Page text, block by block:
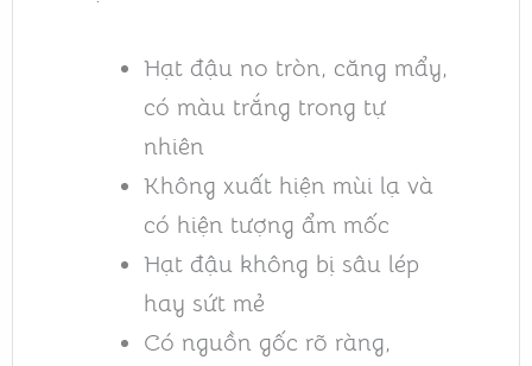
Hạt đậu no tròn, căng mẩy,
có màu trắng trong tự
nhiên
Không xuất hiện mùi lạ và
có hiện tượng ẩm mốc
Hạt đậu không bị sâu lép
hay sứt mẻ
Có nguồn gốc rõ ràng,